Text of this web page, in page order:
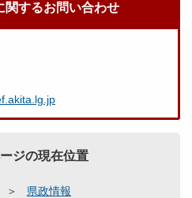
関するお問い合わせ
ジの現在位置
県政情報